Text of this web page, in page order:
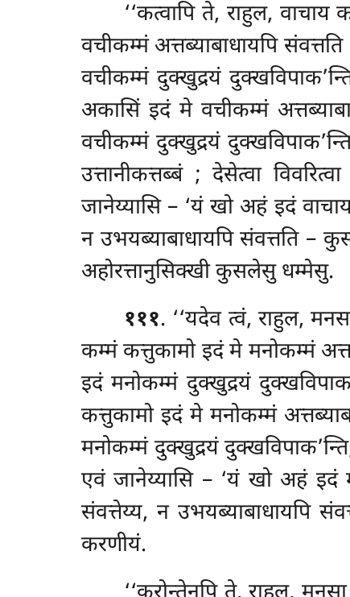
‘‘कत्वापि ते, राहुल,
वचीकम्मं अत्तब्याबाधायपि संवत्तति
वचीकम्मं दुक्खुद्रयं
अकासिं इदं मे वचीकम्मं
वचीकम्मं दुक्खुद्रयं
उत्तानीकत्तब्बं ; देसेत्वा
जानेय्यासि – ‘यं खो अहं इदं
न उभयब्याबाधायपि संवत्तति –
अहोरत्तानुसिक्खी कुसलेसु धम्मेसु.
१११. ‘‘यदेव त्वं, राहुल,
कम्मं कत्तुकामो इदं मे मनोकम्मं
इदं मनोकम्मं दुक्खुद्रयं
कत्तुकामो इदं मे मनोकम्मं
मनोकम्मं दुक्खुद्रयं
एवं जानेय्यासि – ‘यं खो अहं इदं
संवत्तेय्य, न उभयब्याबाधायपि
करणीयं.